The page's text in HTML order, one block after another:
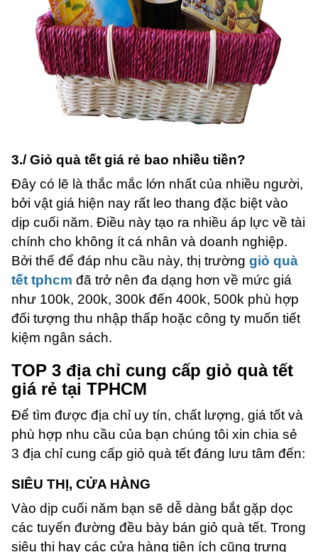
3./ Giỏ quà tết giá rẻ bao nhiều tiền?
Đây có lẽ là thắc mắc lớn nhất của nhiều người,
bởi vật giá hiện nay rất leo thang đặc biệt vào
dịp cuối năm. Điều này tạo ra nhiều áp lực về tài
chính cho không ít cá nhân và doanh nghiệp.
Bởi thế để đáp nhu cầu này, thị trường giỏ quà
tết tphcm đã trở nên đa dạng hơn về mức giá
như 100k, 200k, 300k đến 400k, 500k phù hợp
đối tượng thu nhập thấp hoặc công ty muốn tiết
kiệm ngân sách.
TOP 3 địa chỉ cung cấp giỏ quà tết
giá rẻ tại TPHCM
Để tìm được địa chỉ uy tín, chất lượng, giá tốt và
phù hợp nhu cầu của bạn chúng tôi xin chia sẻ
3 địa chỉ cung cấp giỏ quà tết đáng lưu tâm đến:
SIÊU THỊ, CỬA HÀNG
Vào dịp cuối năm bạn sẽ dễ dàng bắt gặp dọc
các tuyến đường đều bày bán giỏ quà tết. Trong
siêu thị hay các cửa hàng tiện ích cũng trưng